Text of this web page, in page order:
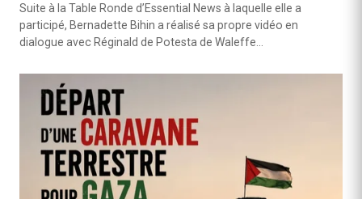
Suite à la Table Ronde d’Essential News à laquelle elle a
participé, Bernadette Bihin a réalisé sa propre vidéo en
dialogue avec Réginald de Potesta de Waleffe…